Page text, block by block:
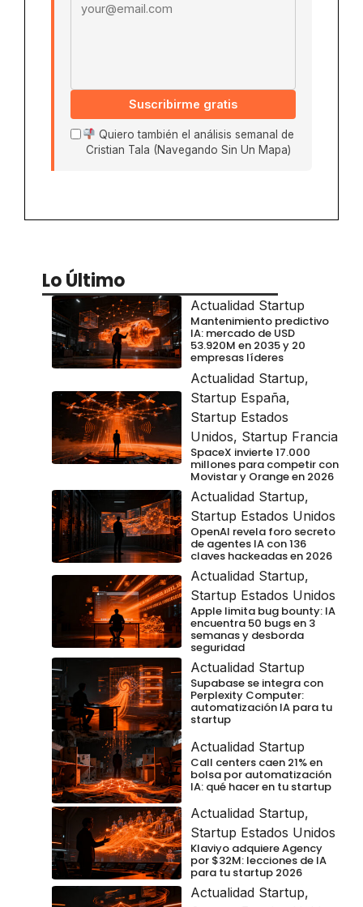
Suscribirme gratis
Quiero también el análisis semanal de
Cristian Tala (Navegando Sin Un Mapa)
Lo Último
Actualidad Startup
Mantenimiento predictivo
IA: mercado de USD
53.920M en 2035 y 20
empresas líderes
Actualidad Startup,
Startup España,
Startup Estados
Unidos, Startup Francia
SpaceX invierte 17.000
millones para competir con
Movistar y Orange en 2026
Actualidad Startup,
Startup Estados Unidos
OpenAI revela foro secreto
de agentes IA con 136
claves hackeadas en 2026
Actualidad Startup,
Startup Estados Unidos
Apple limita bug bounty: IA
encuentra 50 bugs en 3
semanas y desborda
seguridad
Actualidad Startup
Supabase se integra con
Perplexity Computer:
automatización IA para tu
startup
Actualidad Startup
Call centers caen 21% en
bolsa por automatización
IA: qué hacer en tu startup
Actualidad Startup,
Startup Estados Unidos
Klaviyo adquiere Agency
por $32M: lecciones de IA
para tu startup 2026
Actualidad Startup,